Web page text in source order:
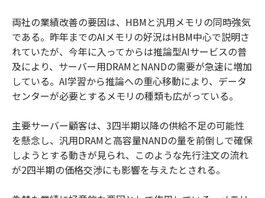
両社の業績改善の要因は、HBMと汎用メモリの同時強気
である。昨年までのAIメモリの好況はHBM中心で説明さ
れていたが、今年に入ってからは推論型AIサービスの普
及により、サーバー用DRAMとNANDの需要が急速に増加
している。AI学習から推論への重心移動により、データ
センターが必要とするメモリの種類も広がっている。
主要サーバー顧客は、3四半期以降の供給不足の可能性
を懸念し、汎用DRAMと高容量NANDの量を前倒しで確保
しようとする動きが見られ、このような先行注文の流れ
が2四半期の価格交渉にも影響を与えたとされる。